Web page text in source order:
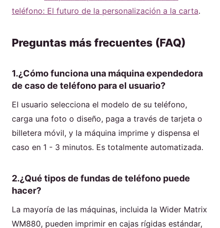
teléfono: El futuro de la personalización a la carta.
Preguntas más frecuentes (FAQ)
1.¿Cómo funciona una máquina expendedora
de caso de teléfono para el usuario?
El usuario selecciona el modelo de su teléfono,
carga una foto o diseño, paga a través de tarjeta o
billetera móvil, y la máquina imprime y dispensa el
caso en 1 - 3 minutos. Es totalmente automatizada.
2.¿Qué tipos de fundas de teléfono puede
hacer?
La mayoría de las máquinas, incluida la Wider Matrix
WM880, pueden imprimir en cajas rígidas estándar,